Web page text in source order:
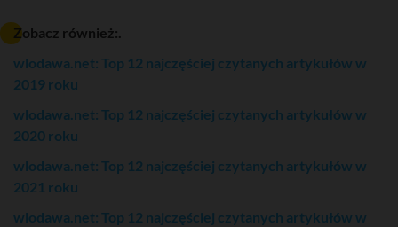
Zobacz również:.
wlodawa.net: Top 12 najczęściej czytanych artykułów w
2019 roku
wlodawa.net: Top 12 najczęściej czytanych artykułów w
2020 roku
wlodawa.net: Top 12 najczęściej czytanych artykułów w
2021 roku
wlodawa.net: Top 12 najczęściej czytanych artykułów w